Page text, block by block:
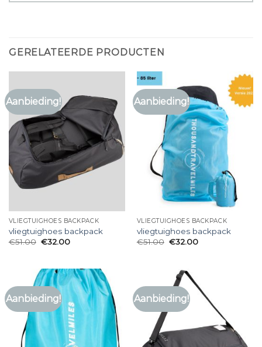
GERELATEERDE PRODUCTEN
Aanbieding!
VLIEGTUIGHOES BACKPACK
vliegtuighoes backpack
€51.00 €32.00
Aanbieding!
VLIEGTUIGHOES BACKPACK
vliegtuighoes backpack
€51.00 €32.00
Aanbieding! Aanbieding!